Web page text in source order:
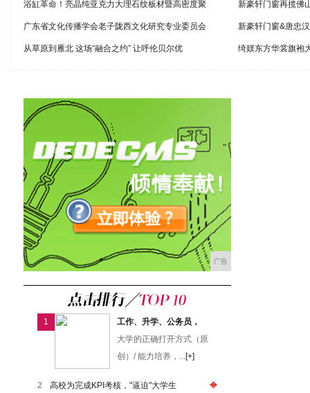
浴缸革命！亮晶纯亚克力大理石纹板材暨高密度聚 新豪轩门窗再揽佛
广东省文化传播学会老子陇西文化研究专业委员会 新豪轩门窗&唐忠
从草原到雁北 这场“融合之约” 让呼伦贝尔优 绮媄东方华裳旗袍
广告
1
工作、升学、公务员，
大学的正确打开方式（原
创）/ 能力培养，...[+]
2 高校为完成KPI考核，"逼迫"大学生